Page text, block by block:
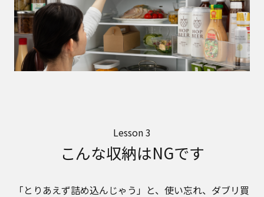
Lesson 3
こんな収納はNGです
「とりあえず詰め込んじゃう」と、使い忘れ、ダブリ買